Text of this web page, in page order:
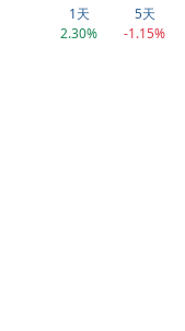
1天
2.30%
5天
-1.15%